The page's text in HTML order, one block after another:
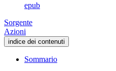
epub
Sorgente
Azioni
indice dei contenuti
Sommario